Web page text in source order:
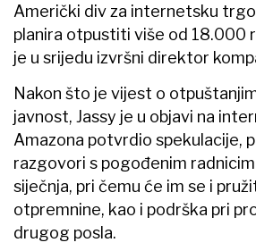
Američki div za internetsku
planira otpustiti više od 18.000
je u srijedu izvršni direktor
Nakon što je vijest o
javnost, Jassy je u objavi na
Amazona potvrdio spekulacije,
razgovori s pogođenim
siječnja, pri čemu će im se i
otpremnine, kao i podrška pri
drugog posla.